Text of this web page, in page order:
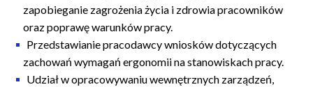
zapobieganie zagrożenia życia i zdrowia pracowników
oraz poprawę warunków pracy.
Przedstawianie pracodawcy wniosków dotyczących
zachowań wymagań ergonomii na stanowiskach pracy.
Udział w opracowywaniu wewnętrznych zarządzeń,